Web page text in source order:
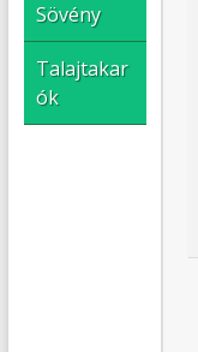
Sövény
Talajtakar
ók